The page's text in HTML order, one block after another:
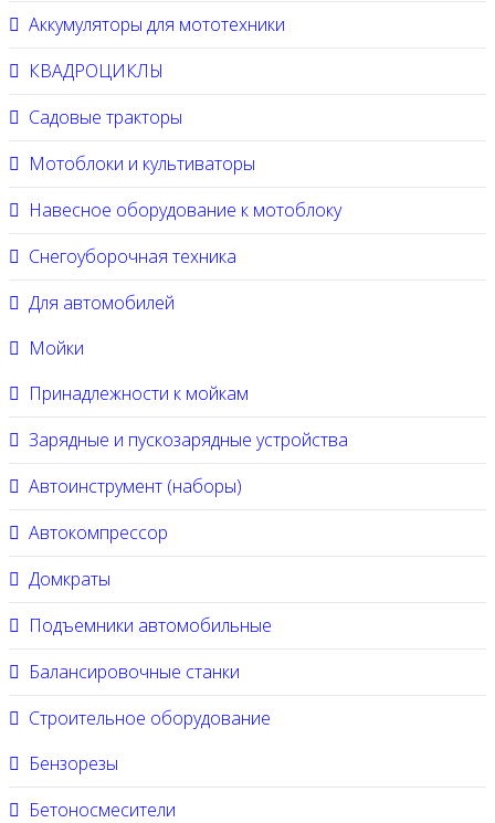
Аккумуляторы для мототехники
КВАДРОЦИКЛЫ
Садовые тракторы
Мотоблоки и культиваторы
Навесное оборудование к мотоблоку
Снегоуборочная техника
Для автомобилей
Мойки
Принадлежности к мойкам
Зарядные и пускозарядные устройства
Автоинструмент (наборы)
Автокомпрессор
Домкраты
Подъемники автомобильные
Балансировочные станки
Строительное оборудование
Бензорезы
Бетоносмесители